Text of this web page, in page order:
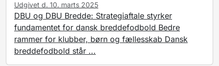
Udgivet d. 10. marts 2025
DBU og DBU Bredde: Strategiaftale styrker
fundamentet for dansk breddefodbold Bedre
rammer for klubber, børn og fællesskab Dansk
breddefodbold står ...